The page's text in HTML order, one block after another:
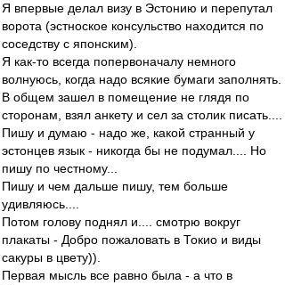
Я впервые делал визу в Эстонию и перепутал
ворота (эстноское консульство находится по
соседству с японским).
Я как-то всегда попервоначалу немного
волнуюсь, когда надо всякие бумаги заполнять.
В общем зашел в помещение не глядя по
сторонам, взял анкету и сел за столик писать....
Пишу и думаю - надо же, какой странный у
эстонцев язык - никогда бы не подумал.... Но
пишу по честному...
Пишу и чем дальше пишу, тем больше
удивляюсь....
Потом голову поднял и.... смотрю вокруг
плакаты - Добро пожаловать в Токио и виды
сакуры в цвету)).
Первая мысль все равно была - а что в